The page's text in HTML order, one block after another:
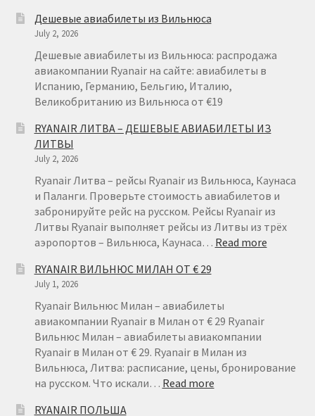
НА
ИЗ
ВАРШАВЫ
ОТ
€
Дешевые авиабилеты из Вильнюса
July 2, 2026
Дешевые авиабилеты из Вильнюса: распродажа
авиакомпании Ryanair на сайте: авиабилеты в
Испанию, Германию, Бельгию, Италию,
Великобританию из Вильнюса от €19
RYANAIR ЛИТВА – ДЕШЕВЫЕ АВИАБИЛЕТЫ ИЗ
ЛИТВЫ
July 2, 2026
Ryanair Литва – рейсы Ryanair из Вильнюса, Каунаса
и Паланги. Проверьте стоимость авиабилетов и
забронируйте рейс на русском. Рейсы Ryanair из
Литвы Ryanair выполняет рейсы из Литвы из трёх
аэропортов – Вильнюса, Каунаса… Read more:
RYANAIR ВИЛЬНЮС МИЛАН ОТ € 29
July 1, 2026
Ryanair Вильнюс Милан – авиабилеты
авиакомпании Ryanair в Милан от € 29 Ryanair
Вильнюс Милан – авиабилеты авиакомпании
Ryanair в Милан от € 29. Ryanair в Милан из
Вильнюса, Литва: расписание, цены, бронирование
на русском. Что искали… Read more:
RYANAIR ПОЛЬША